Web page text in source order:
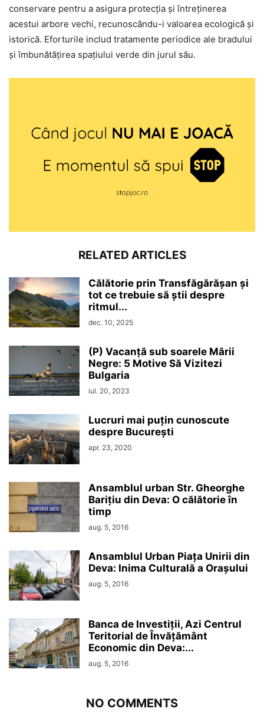
conservare pentru a asigura protecția și întreținerea
acestui arbore vechi, recunoscându-i valoarea ecologică și
istorică. Eforturile includ tratamente periodice ale bradului
și îmbunătățirea spațiului verde din jurul său.
RELATED ARTICLES
Călătorie prin Transfăgărășan și
tot ce trebuie să știi despre
ritmul...
dec. 10, 2025
(P) Vacanță sub soarele Mării
Negre: 5 Motive Să Vizitezi
Bulgaria
iul. 20, 2023
Lucruri mai puțin cunoscute
despre București
apr. 23, 2020
Ansamblul urban Str. Gheorghe
Barițiu din Deva: O călătorie în
timp
aug. 5, 2016
Ansamblul Urban Piața Unirii din
Deva: Inima Culturală a Orașului
aug. 5, 2016
Banca de Investiții, Azi Centrul
Teritorial de Învățământ
Economic din Deva:...
aug. 5, 2016
NO COMMENTS